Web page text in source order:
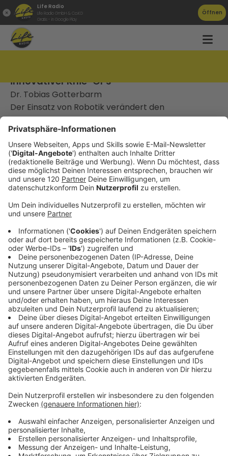
Life Radio
Life Radio GmbH & Co.KG
Gratis - in Google Play
Öffnen
innovativer Knie-OPs
Dr. Tobias Gotterbarm
Der Einsatz von Robotik verändert den
Arbeitsalltag von Chirurgen. Orthopäde Tobias
Gotterbarm erklärt, wie sich die technologische
Entwicklung auf die Behandlung des Kniegelenks
auswirkt. Welche Vorteile bringen individuell
angefertigte Implantate? Welche Rolle spielt die
künstliche Intelligenz aktuell schon bei Diagnosen
Vorstand der Klinik für Orthopädie und
Podcast über die neuesten technologischen
Innovationen in der Kniebehandlung.
Alle Episoden des „gesund & glücklich“-Podcasts
sowie alles rund um Gesundheit in den
OÖNachrichten gibt’s auf
https://www.nachrichten.at/gesundheit
Unser Geschenk für alle Pocast-Hörer:innen: 4
Wochen OÖNachrichten gratis testen unter
http://nachrichten.at/testen
Partner: Diese Podcast-Folge wird präsentiert von
derMedizinischen Fakultät der Uni Linz.
Folgt uns in der Podcast-App des Vertrauens und
Feedback, Ideen, Anregungen oder Interesse an
podcasts@nachrichten.at
Musik-Credit: BalloonPlanet – „Always Look Up“ by
Artlist